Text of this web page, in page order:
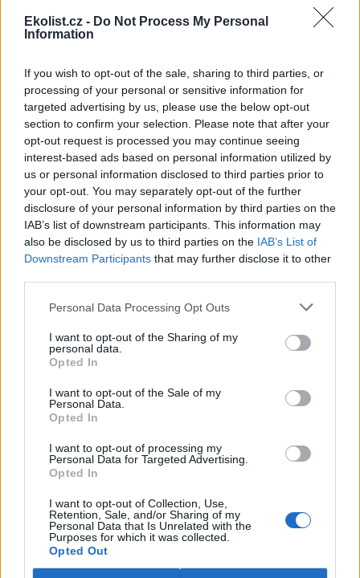
Ekolist.cz - Do Not Process My Personal
Information
If you wish to opt-out of the sale, sharing to third parties, or
processing of your personal or sensitive information for
targeted advertising by us, please use the below opt-out
section to confirm your selection. Please note that after your
opt-out request is processed you may continue seeing
interest-based ads based on personal information utilized by
us or personal information disclosed to third parties prior to
your opt-out. You may separately opt-out of the further
disclosure of your personal information by third parties on the
IAB’s list of downstream participants. This information may
also be disclosed by us to third parties on the IAB’s List of
Downstream Participants that may further disclose it to other
Personal Data Processing Opt Outs
I want to opt-out of the Sharing of my
personal data.
Opted In
I want to opt-out of the Sale of my
Personal Data.
Opted In
I want to opt-out of processing my
Personal Data for Targeted Advertising.
Opted In
I want to opt-out of Collection, Use,
Retention, Sale, and/or Sharing of my
Personal Data that Is Unrelated with the
Purposes for which it was collected.
Opted Out
kontrolovat povolené odběry. Výzva k šetření vodou platí pro
všechny obce spadající pod Jihlavu jako obec s rozšířenou
Celníci odhalili gang překupníků papoušků, zajistili
stovku ptáků
5.8.2026 20:13 (ČTK)
Celníci odhalili gang
překupníků chráněných druhů
papoušků působící v několika
krajích a zajistili asi stovku
ptáků. S odchytem a
zajištěním zvířat celníkům pomohly zoo v Praze, Zlíně a Ostravě. V
ostravské zahradě také papoušci nalezli dočasné útočiště. V
tiskové zprávě nawebucelníků to oznámila mluvčí Celní správy ČR
Martina Kaňková. Případem se zabývá policie.
Island vyhostí aktivisty bojující proti lovu velryb,
pronásledovali velrybáře
5.8.2026 19:54 (ČTK)
Islandské úřady nařídily
poté, co minulý týden
pobřežní stráž s policií zabavily
jejich loď, která pronásledovala velrybářské plavidlo. Pasažéři lodi
Watsona jsou od té doby zadržováni v Reykjavíku. Sám Watson na
palubě nebyl. Píše o tom agentura AFP s odvoláním na islandskou
Záchranná stanice v Praze přijímá kvůli vedrům více
volně žijících zvířat
5.8.2026 17:40 | PRAHA (
Kvůli vysokým letním